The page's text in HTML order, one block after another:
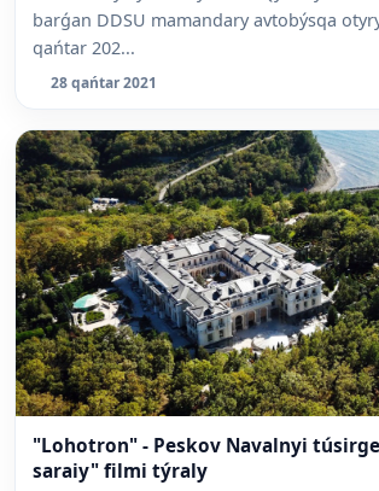
barǵan DDSU mamandary avtobýsqa
qańtar 202...
28 qańtar 2021
"Lohotron" - Peskov Navalnyi
saraiy" filmi týraly